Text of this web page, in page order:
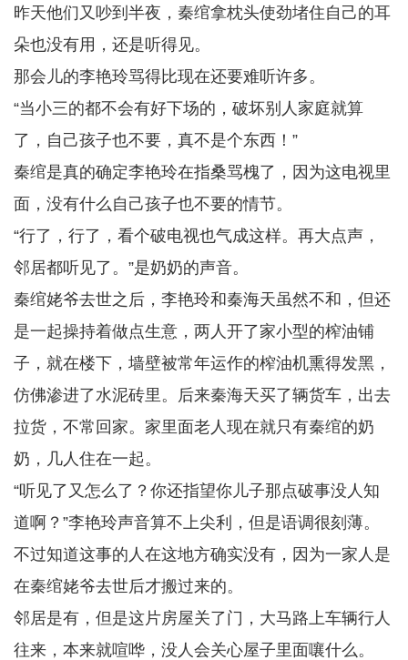
昨天他们又吵到半夜，秦绾拿枕头使劲堵住自己的耳
朵也没有用，还是听得见。
那会儿的李艳玲骂得比现在还要难听许多。
“当小三的都不会有好下场的，破坏别人家庭就算
了，自己孩子也不要，真不是个东西！”
秦绾是真的确定李艳玲在指桑骂槐了，因为这电视里
面，没有什么自己孩子也不要的情节。
“行了，行了，看个破电视也气成这样。再大点声，
邻居都听见了。”是奶奶的声音。
秦绾姥爷去世之后，李艳玲和秦海天虽然不和，但还
是一起操持着做点生意，两人开了家小型的榨油铺
子，就在楼下，墙壁被常年运作的榨油机熏得发黑，
仿佛渗进了水泥砖里。后来秦海天买了辆货车，出去
拉货，不常回家。家里面老人现在就只有秦绾的奶
奶，几人住在一起。
“听见了又怎么了？你还指望你儿子那点破事没人知
道啊？”李艳玲声音算不上尖利，但是语调很刻薄。
不过知道这事的人在这地方确实没有，因为一家人是
在秦绾姥爷去世后才搬过来的。
邻居是有，但是这片房屋关了门，大马路上车辆行人
往来，本来就喧哗，没人会关心屋子里面嚷什么。